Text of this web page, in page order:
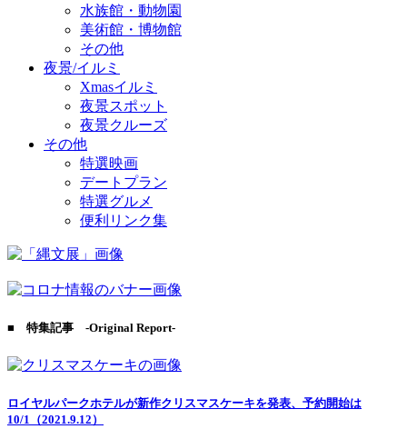
水族館・動物園
美術館・博物館
その他
夜景/イルミ
Xmasイルミ
夜景スポット
夜景クルーズ
その他
特選映画
デートプラン
特選グルメ
便利リンク集
■ 特集記事 -Original Report-
ロイヤルパークホテルが新作クリスマスケーキを発表、予約開始は
10/1（2021.9.12）